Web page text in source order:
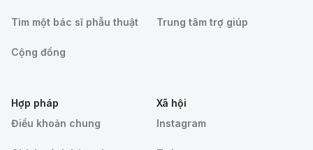
Tìm một bác sĩ phẫu thuật
Cộng đồng
Trung tâm trợ giúp
Hợp pháp
Điều khoản chung
Xã hội
Instagram